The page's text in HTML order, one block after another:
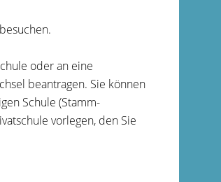
oder an eine
beantragen. Sie können
Schule (Stamm-
vorlegen, den Sie